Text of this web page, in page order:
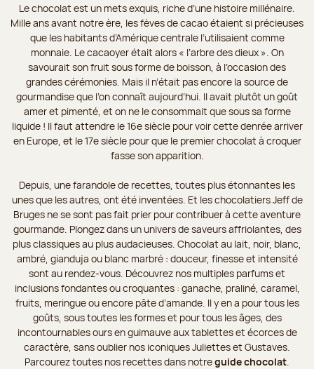
Le chocolat est un mets exquis, riche d’une histoire millénaire.
Mille ans avant notre ère, les fèves de cacao étaient si précieuses
que les habitants d’Amérique centrale l’utilisaient comme
monnaie. Le cacaoyer était alors « l’arbre des dieux ». On
savourait son fruit sous forme de boisson, à l’occasion des
grandes cérémonies. Mais il n’était pas encore la source de
gourmandise que l’on connaît aujourd’hui. Il avait plutôt un goût
amer et pimenté, et on ne le consommait que sous sa forme
liquide ! Il faut attendre le 16e siècle pour voir cette denrée arriver
en Europe, et le 17e siècle pour que le premier chocolat à croquer
fasse son apparition.
Depuis, une farandole de recettes, toutes plus étonnantes les
unes que les autres, ont été inventées. Et les chocolatiers Jeff de
Bruges ne se sont pas fait prier pour contribuer à cette aventure
gourmande. Plongez dans un univers de saveurs affriolantes, des
plus classiques au plus audacieuses. Chocolat au lait, noir, blanc,
ambré, gianduja ou blanc marbré : douceur, finesse et intensité
sont au rendez-vous. Découvrez nos multiples parfums et
inclusions fondantes ou croquantes : ganache, praliné, caramel,
fruits, meringue ou encore pâte d’amande. Il y en a pour tous les
goûts, sous toutes les formes et pour tous les âges, des
incontournables ours en guimauve aux tablettes et écorces de
caractère, sans oublier nos iconiques Juliettes et Gustaves.
Parcourez toutes nos recettes dans notreguide chocolat